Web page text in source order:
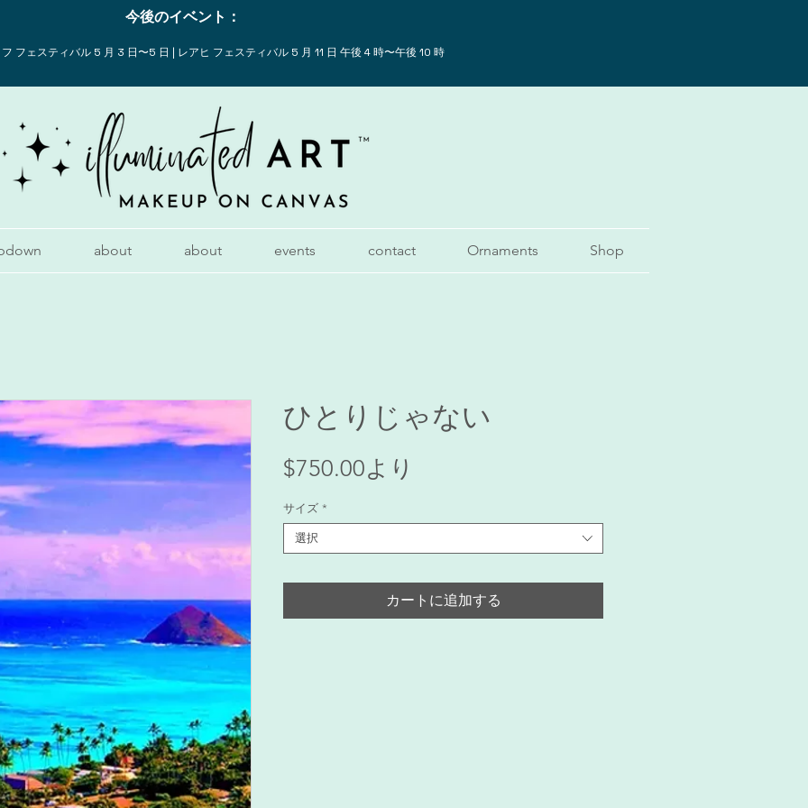
今後のイベント：
フェスティバル 5 月 3 日〜5 日 | レアヒ フェスティバル 5 月 11 日 午後 4 時〜午後 10 時
about about events contact Ornaments Shop
ひとりじゃない
$750.00より
ル
価
格
サイズ *
選択
カートに追加する